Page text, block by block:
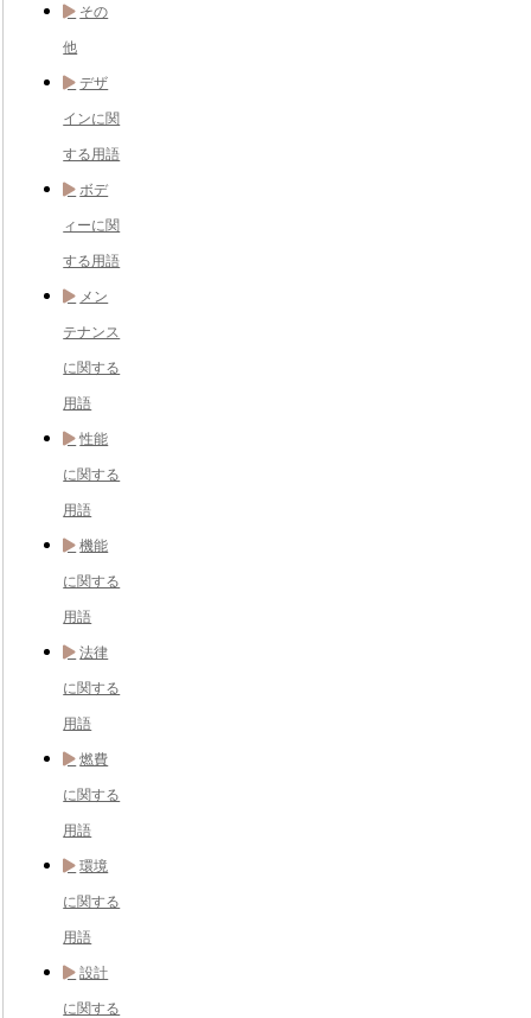
その
他
デザ
インに関
する用語
ボデ
ィーに関
する用語
メン
テナンス
に関する
用語
性能
に関する
用語
機能
に関する
用語
法律
に関する
用語
燃費
に関する
用語
環境
に関する
用語
設計
に関する